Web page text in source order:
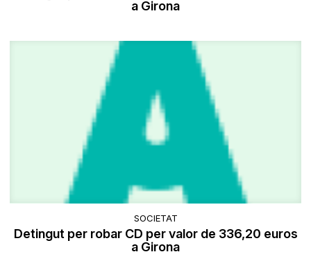
a Girona
SOCIETAT
Detingut per robar CD per valor de 336,20 euros
a Girona